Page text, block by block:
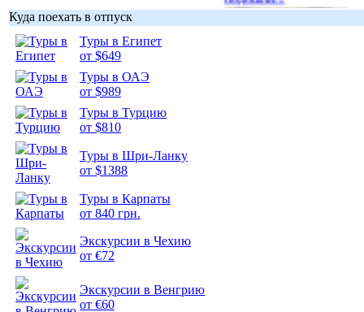
Куда поехать в отпуск
Туры в Египет
от $649
Туры в ОАЭ
от $989
Туры в Турцию
от $810
Туры в Шри-Ланку
от $1388
Туры в Карпаты
от 840 грн.
Экскурсии в Чехию
от €72
Экскурсии в Венгрию
от €60